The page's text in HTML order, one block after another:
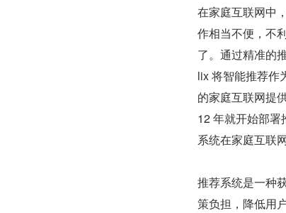
在家庭互联网中
作相当不便，不
了。通过精准的
lix 将智能推荐作
的家庭互联网提
12 年就开始部
系统在家庭互联
推荐系统是一种
策负担，降低用